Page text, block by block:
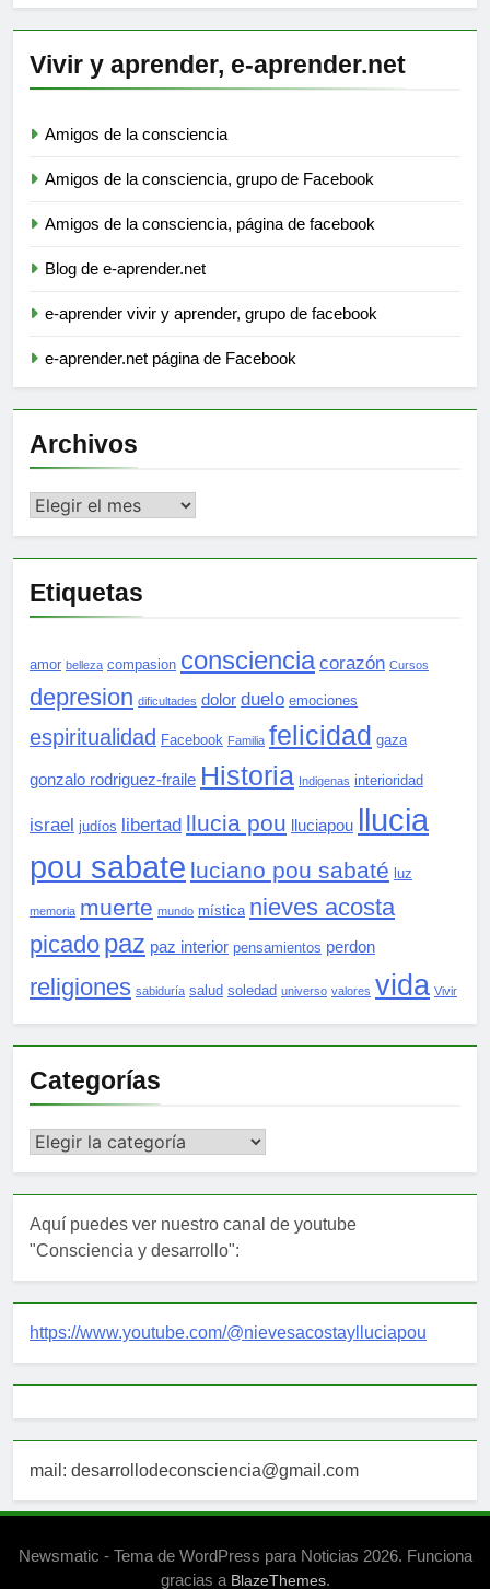
Vivir y aprender, e-aprender.net
Amigos de la consciencia
Amigos de la consciencia, grupo de Facebook
Amigos de la consciencia, página de facebook
Blog de e-aprender.net
e-aprender vivir y aprender, grupo de facebook
e-aprender.net página de Facebook
Archivos
Archivos
Etiquetas
amor belleza compasion consciencia corazón Cursos
depresion dificultades dolor duelo emociones
espiritualidad Facebook Familia felicidad gaza
gonzalo rodriguez-fraile Historia Indigenas interioridad
israel judíos libertad llucia pou lluciapou llucia
pou sabate luciano pou sabaté luz
memoria muerte mundo mística nieves acosta
picado paz paz interior pensamientos perdon
religiones sabiduría salud soledad universo valores vida Vivir
Categorías
Categorías
Aquí puedes ver nuestro canal de youtube
"Consciencia y desarrollo":
https://www.youtube.com/@nievesacostaylluciapou
mail: desarrollodeconsciencia@gmail.com
Newsmatic - Tema de WordPress para Noticias 2026. Funciona
gracias a BlazeThemes.